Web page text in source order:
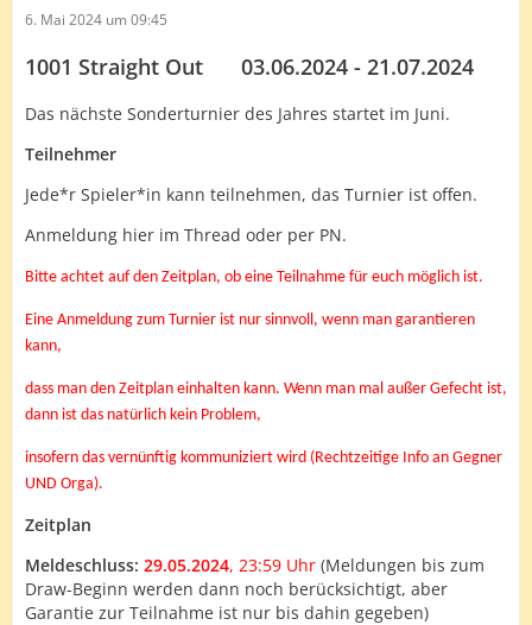
6. Mai 2024 um 09:45
1001 Straight Out 03.06.2024 - 21.07.2024
Das nächste Sonderturnier des Jahres startet im Juni.
Teilnehmer
Jede*r Spieler*in kann teilnehmen, das Turnier ist offen.
Anmeldung hier im Thread oder per PN.
Bitte achtet auf den Zeitplan, ob eine Teilnahme für euch möglich ist.
Eine Anmeldung zum Turnier ist nur sinnvoll, wenn man garantieren
kann,
dass man den Zeitplan einhalten kann. Wenn man mal außer Gefecht ist,
dann ist das natürlich kein Problem,
insofern das vernünftig kommuniziert wird (Rechtzeitige Info an Gegner
UND Orga).
Zeitplan
Meldeschluss: 29.05.2024, 23:59 Uhr (Meldungen bis zum
Draw-Beginn werden dann noch berücksichtigt, aber
Garantie zur Teilnahme ist nur bis dahin gegeben)